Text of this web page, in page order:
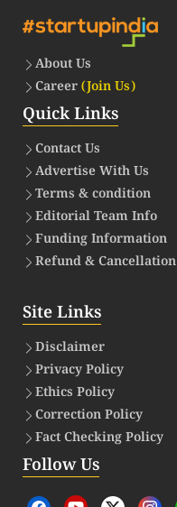
About Us
Career(Join Us)
Quick Links
Contact Us
Advertise With Us
Terms & condition
Editorial Team Info
Funding Information
Refund & Cancellation
Site Links
Disclaimer
Privacy Policy
Ethics Policy
Correction Policy
Fact Checking Policy
Follow Us